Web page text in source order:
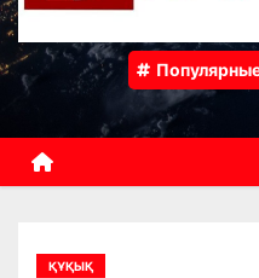
ҚҰҚЫҚ